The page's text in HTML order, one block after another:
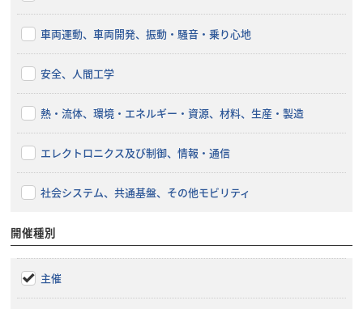
車両運動、車両開発、振動・騒音・乗り心地
安全、人間工学
熱・流体、環境・エネルギー・資源、材料、生産・製造
エレクトロニクス及び制御、情報・通信
社会システム、共通基盤、その他モビリティ
開催種別
主催